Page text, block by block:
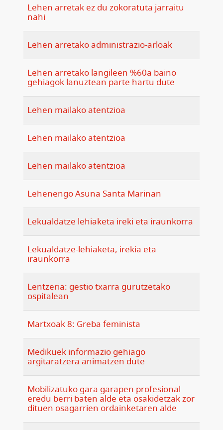
Lehen arretak ez du zokoratuta jarraitu
nahi
Lehen arretako administrazio-arloak
Lehen arretako langileen %60a baino
gehiagok lanuztean parte hartu dute
Lehen mailako atentzioa
Lehen mailako atentzioa
Lehen mailako atentzioa
Lehenengo Asuna Santa Marinan
Lekualdatze lehiaketa ireki eta iraunkorra
Lekualdatze-lehiaketa, irekia eta
iraunkorra
Lentzeria: gestio txarra gurutzetako
ospitalean
Martxoak 8: Greba feminista
Medikuek informazio gehiago
argitaratzera animatzen dute
Mobilizatuko gara garapen profesional
eredu berri baten alde eta osakidetzak zor
dituen osagarrien ordainketaren alde